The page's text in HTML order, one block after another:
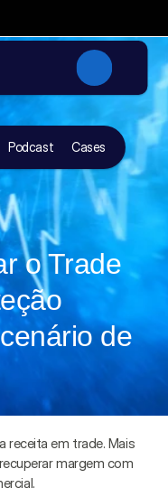
Podcast Cases
o Trade
de
receita em trade. Mais
margem com